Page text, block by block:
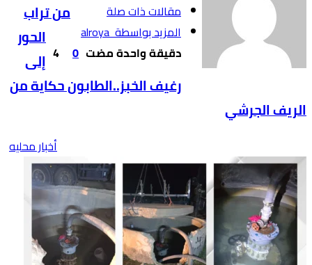
‫مقالات ذات صلة‬
‫‫المزيد بواسطة‬ ‬ alroya
‫‫‫‏‫دقيقة واحدة مضت‬ 0
4
من تراب
الحور
إلى
رغيف الخبز..الطابون حكاية من
الريف الجرشي
أخبار محليه